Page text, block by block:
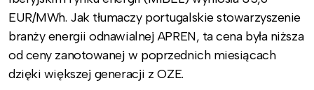
EUR/MWh. Jak tłumaczy portugalskie stowarzyszenie
branży energii odnawialnej APREN, ta cena była niższa
od ceny zanotowanej w poprzednich miesiącach
dzięki większej generacji z OZE.